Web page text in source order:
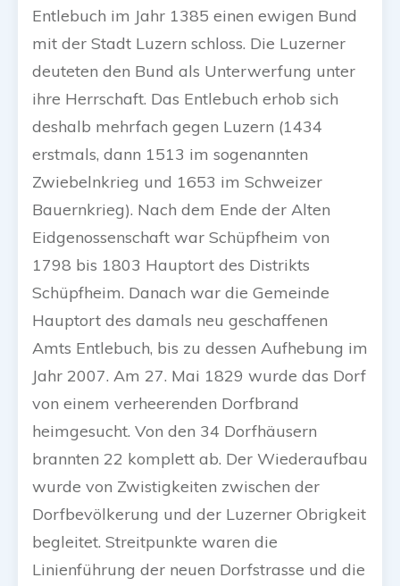
Entlebuch im Jahr 1385 einen ewigen Bund
mit der Stadt Luzern schloss. Die Luzerner
deuteten den Bund als Unterwerfung unter
ihre Herrschaft. Das Entlebuch erhob sich
deshalb mehrfach gegen Luzern (1434
erstmals, dann 1513 im sogenannten
Zwiebelnkrieg und 1653 im Schweizer
Bauernkrieg). Nach dem Ende der Alten
Eidgenossenschaft war Schüpfheim von
1798 bis 1803 Hauptort des Distrikts
Schüpfheim. Danach war die Gemeinde
Hauptort des damals neu geschaffenen
Amts Entlebuch, bis zu dessen Aufhebung im
Jahr 2007. Am 27. Mai 1829 wurde das Dorf
von einem verheerenden Dorfbrand
heimgesucht. Von den 34 Dorfhäusern
brannten 22 komplett ab. Der Wiederaufbau
wurde von Zwistigkeiten zwischen der
Dorfbevölkerung und der Luzerner Obrigkeit
begleitet. Streitpunkte waren die
Linienführung der neuen Dorfstrasse und die